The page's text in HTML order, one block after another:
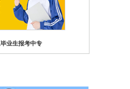
业生报考中专